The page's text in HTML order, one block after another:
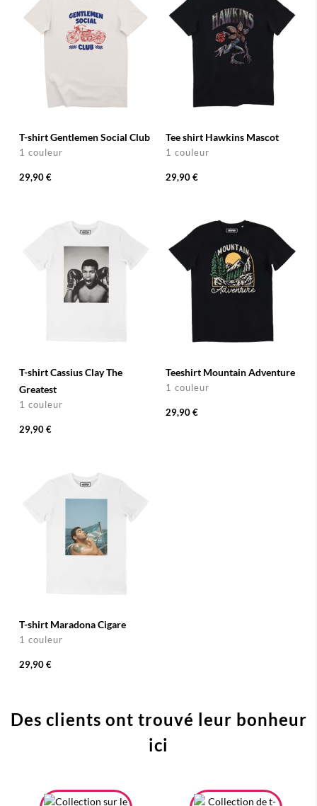
T-shirt Gentlemen Social Club
1 couleur
29,90 €
Tee shirt Hawkins Mascot
1 couleur
29,90 €
T-shirt Cassius Clay The
Greatest
1 couleur
29,90 €
Teeshirt Mountain Adventure
1 couleur
29,90 €
T-shirt Maradona Cigare
1 couleur
29,90 €
Des clients ont trouvé leur bonheur
ici